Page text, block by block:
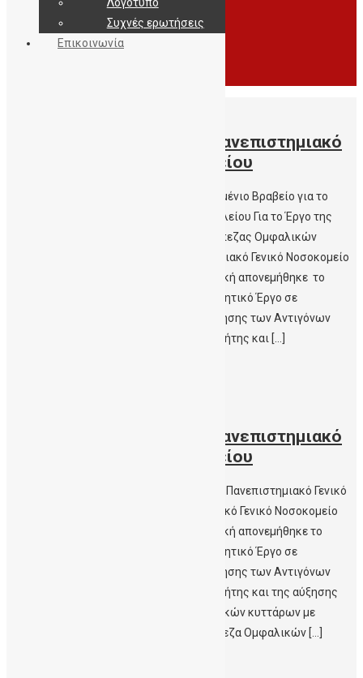
Ασημένιο Βραβείο για το Πανεπιστημιακό
Γενικό Νοσοκομείο Ηρακλείου
iatronet.gr –Περίθαλψη & Ασφάλιση Ασημένιο Βραβείο για το
Πανεπιστημιακό Γενικό Νοσοκομείο Ηρακλείου Για το Έργο της
Αιματολογικής Κλινικής – Δημόσιας Τράπεζας Ομφαλικών
Βλαστοκυττάρων Κρήτης Στο Πανεπιστημιακό Γενικό Νοσοκομείο
Ηρακλείου (ΠΑΓΝΗ) – Αιματολογική Κλινική απονεμήθηκε το
Ασημένιο βραβείο στην κατηγορία «Ερευνητικό Έργο σε
Νοσοκομεία» για το έργο της ‘Χαρτογράφησης των Αντιγόνων
Ιστοσυμβατότητας του Πληθυσμού της Κρήτης και […]
Ασημένιο Βραβείο για το Πανεπιστημιακό
Γενικό Νοσοκομείο Ηρακλείου
Maleviziotis.gr – Ασημένιο Βραβείο για το Πανεπιστημιακό Γενικό
Νοσοκομείο Ηρακλείου Στο Πανεπιστημιακό Γενικό Νοσοκομείο
Ηρακλείου (ΠΑΓΝΗ) – Αιματολογική Κλινική απονεμήθηκε το
Ασημένιο βραβείο στην κατηγορία «Ερευνητικό Έργο σε
Νοσοκομεία» για το έργο της ‘Χαρτογράφησης των Αντιγόνων
Ιστοσυμβατότητας του Πληθυσμού της Κρήτης και της αύξησης
των μοσχευμάτων αρχέγονων αιμοποιητικών κυττάρων με
σπάνιους απλότυπους στη Δημόσια Τράπεζα Ομφαλικών […]
Συχνές ερωτήσεις
Επικοινωνία